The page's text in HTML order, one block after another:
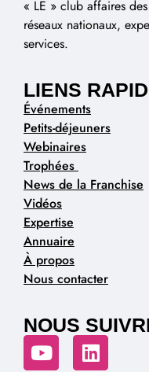
« LE » club affaires
réseaux nationaux,
services.
LIENS
Événements
Petits-déjeuners
Webinaires
Trophées
News de la Franchise
Vidéos
Expertise
Annuaire
À propos
Nous contacter
NOUS